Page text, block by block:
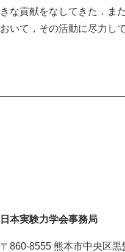
きな貢献をなしてきた．ま
おいて，その活動に尽力し
日本実験力学会事務局
〒860-8555 熊本市中央区黒